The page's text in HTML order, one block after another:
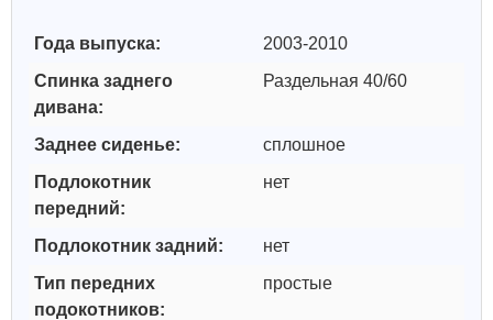
Года выпуска:
2003-2010
Спинка заднего
дивана:
Раздельная 40/60
Заднее сиденье:
сплошное
Подлокотник
передний:
нет
Подлокотник задний:
нет
Тип передних
подокотников:
простые